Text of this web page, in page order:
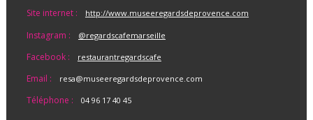
Site internet : http://www.museeregardsdeprovence.com
Instagram : @regardscafemarseille
Facebook : restaurantregardscafe
Email : resa@museeregardsdeprovence.com
Téléphone : 04 96 17 40 45